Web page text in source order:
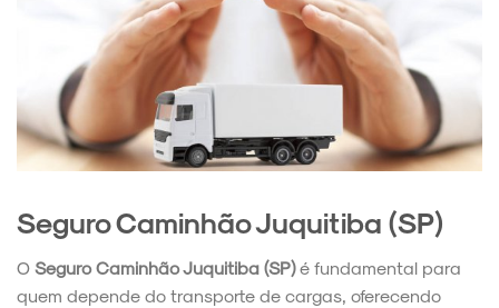
Seguro Caminhão Juquitiba (SP)
O Seguro Caminhão Juquitiba (SP)é fundamental para
quem depende do transporte de cargas, oferecendo